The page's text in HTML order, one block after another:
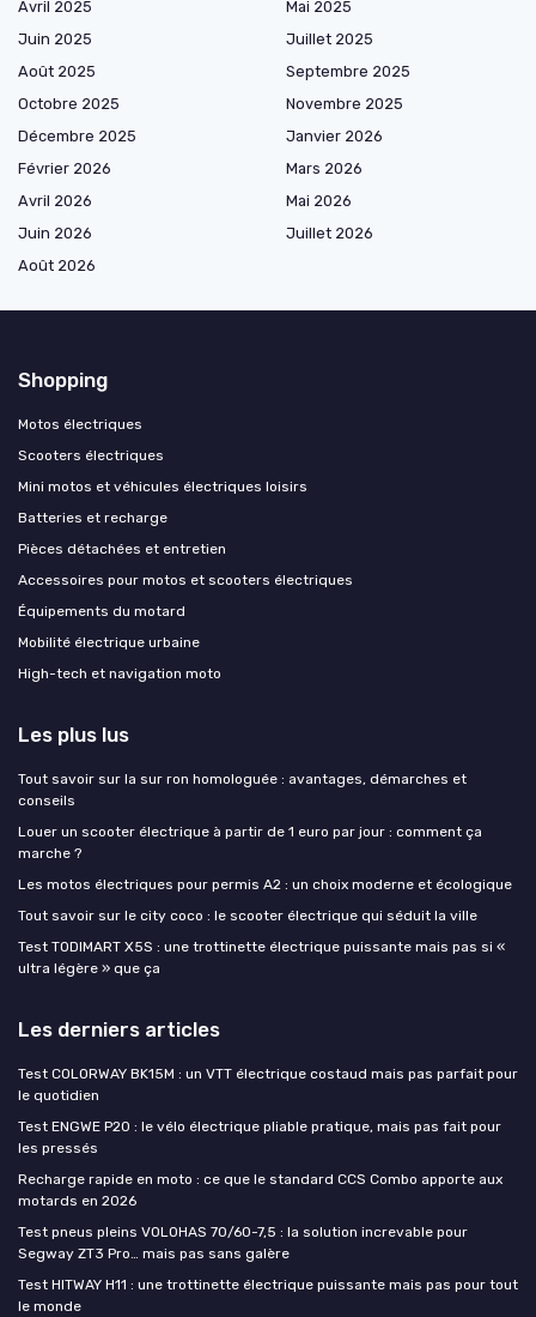
Avril 2025
Mai 2025
Juin 2025
Juillet 2025
Août 2025
Septembre 2025
Octobre 2025
Novembre 2025
Décembre 2025
Janvier 2026
Février 2026
Mars 2026
Avril 2026
Mai 2026
Juin 2026
Juillet 2026
Août 2026
Shopping
Motos électriques
Scooters électriques
Mini motos et véhicules électriques loisirs
Batteries et recharge
Pièces détachées et entretien
Accessoires pour motos et scooters électriques
Équipements du motard
Mobilité électrique urbaine
High-tech et navigation moto
Les plus lus
Tout savoir sur la sur ron homologuée : avantages, démarches et
conseils
Louer un scooter électrique à partir de 1 euro par jour : comment ça
marche ?
Les motos électriques pour permis A2 : un choix moderne et écologique
Tout savoir sur le city coco : le scooter électrique qui séduit la ville
Test TODIMART X5S : une trottinette électrique puissante mais pas si «
ultra légère » que ça
Les derniers articles
Test COLORWAY BK15M : un VTT électrique costaud mais pas parfait pour
le quotidien
Test ENGWE P20 : le vélo électrique pliable pratique, mais pas fait pour
les pressés
Recharge rapide en moto : ce que le standard CCS Combo apporte aux
motards en 2026
Test pneus pleins VOLOHAS 70/60-7,5 : la solution increvable pour
Segway ZT3 Pro… mais pas sans galère
Test HITWAY H11 : une trottinette électrique puissante mais pas pour tout
le monde